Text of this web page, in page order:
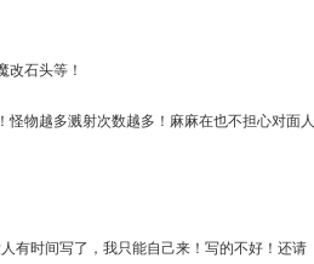
改石头等！
物越多溅射次数越多！麻麻在也不担心对面人
有时间写了，我只能自己来！写的不好！还请